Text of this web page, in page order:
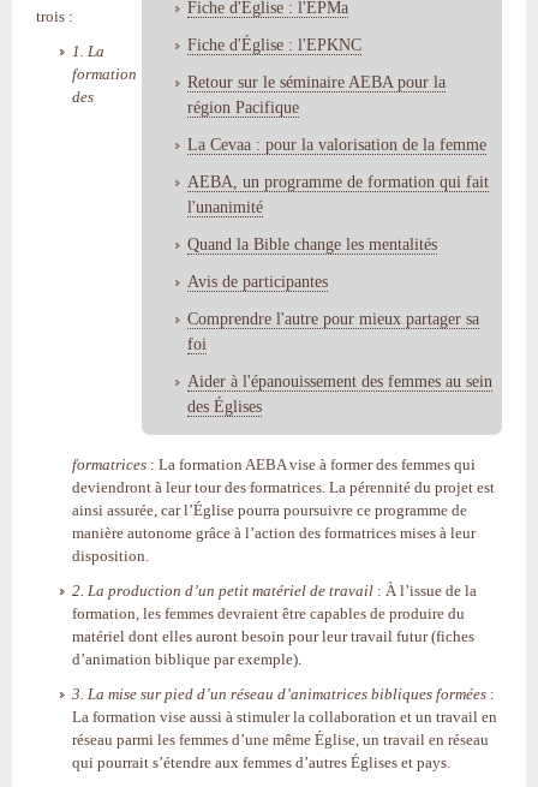
Fiche d'Église : l'EPMa
Fiche d'Église : l'EPKNC
Retour sur le séminaire AEBA pour la
région Pacifique
La Cevaa : pour la valorisation de la femme
AEBA, un programme de formation qui fait
l'unanimité
Quand la Bible change les mentalités
Avis de participantes
Comprendre l'autre pour mieux partager sa
foi
Aider à l'épanouissement des femmes au sein
des Églises
trois :
1. La
formation
des
formatrices : La formation AEBA vise à former des femmes qui
deviendront à leur tour des formatrices. La pérennité du projet est
ainsi assurée, car l’Église pourra poursuivre ce programme de
manière autonome grâce à l’action des formatrices mises à leur
disposition.
2. La production d’un petit matériel de travail : À l’issue de la
formation, les femmes devraient être capables de produire du
matériel dont elles auront besoin pour leur travail futur (fiches
d’animation biblique par exemple).
3. La mise sur pied d’un réseau d’animatrices bibliques formées :
La formation vise aussi à stimuler la collaboration et un travail en
réseau parmi les femmes d’une même Église, un travail en réseau
qui pourrait s’étendre aux femmes d’autres Églises et pays.